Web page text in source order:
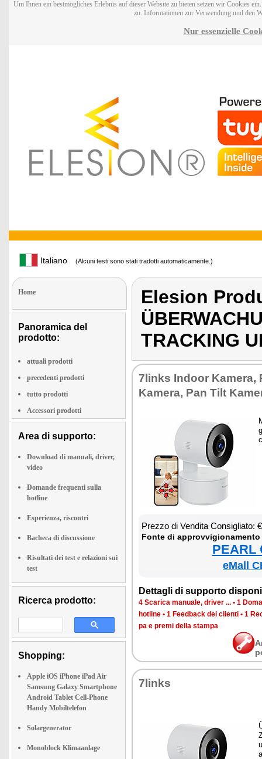
Um Ihnen ein bestmögliches Erlebnis auf dieser Website zu bieten setzen wir Cookies
zu. Informationen zur Verwendung und den
Nur essenzielle
Italiano (Alcuni testi sono stati tradotti automaticamente.)
Home
Panoramica del
prodotto:
attuali prodotti
precedenti prodotti
tutto prodotti
Accessori prodotti
Area di supporto:
Download di manuali, driver,
video
Domande frequenti sulla
hotline
Esperienza, riscontri
Bacheca di discussione
Risultati dei test e relazioni sui
test
Ricerca prodotto:
Shopping:
Apple iOS iPhone iPad Air
Samsung Galaxy Smartphone
Android Tablet Cell-Phone
Handy Mobiltelefon
Solargenerator
Monoblock Klimaanlage
Elesion
TRACKING
7links In­door Ka­me­ra,
Ka­me­ra, Pan Tilt
Prez­zo di Ven­di­ta Con­si­glia­to:
Fon­te di
PEARL
eMall
Det­ta­gli di sup­por­to
4 Sca­ri­ca ma­nua­le, dri­ver ... • 1
ho­tli­ne • 1 Feed­back dei clien­ti • 1
pa e pre­mi del­la stam­pa
7links